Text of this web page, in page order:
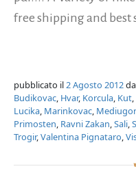
free shipping and best
pubblicato il2 Agosto 2012da
Budikovac, Hvar, Korcula, Kut,
Lucika, Marinkovac,
Primosten, Ravni Zakan,Sali,
Trogir,Valentina Pignataro,